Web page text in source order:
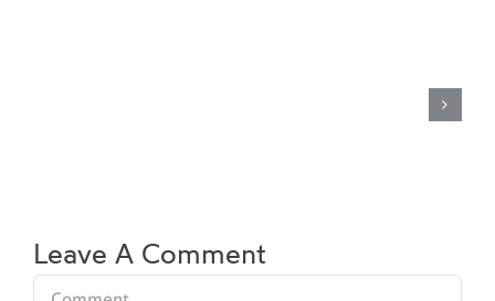
Leave A Comment
Comment